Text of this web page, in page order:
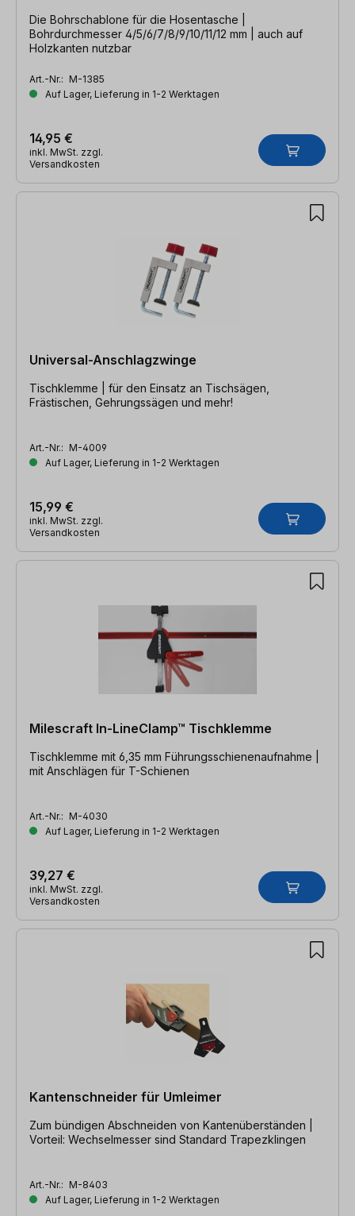
Die Bohrschablone für die Hosentasche |
Bohrdurchmesser 4/5/6/7/8/9/10/11/12 mm | auch auf
Holzkanten nutzbar
Art.-Nr.: M-1385
Auf Lager, Lieferung in 1-2 Werktagen
14,95 €
inkl. MwSt. zzgl.
Versandkosten
Universal-Anschlagzwinge
Tischklemme | für den Einsatz an Tischsägen,
Frästischen, Gehrungssägen und mehr!
Art.-Nr.: M-4009
Auf Lager, Lieferung in 1-2 Werktagen
15,99 €
inkl. MwSt. zzgl.
Versandkosten
Milescraft In-LineClamp™ Tischklemme
Tischklemme mit 6,35 mm Führungsschienenaufnahme |
mit Anschlägen für T-Schienen
Art.-Nr.: M-4030
Auf Lager, Lieferung in 1-2 Werktagen
39,27 €
inkl. MwSt. zzgl.
Versandkosten
Kantenschneider für Umleimer
Zum bündigen Abschneiden von Kantenüberständen |
Vorteil: Wechselmesser sind Standard Trapezklingen
Art.-Nr.: M-8403
Auf Lager, Lieferung in 1-2 Werktagen